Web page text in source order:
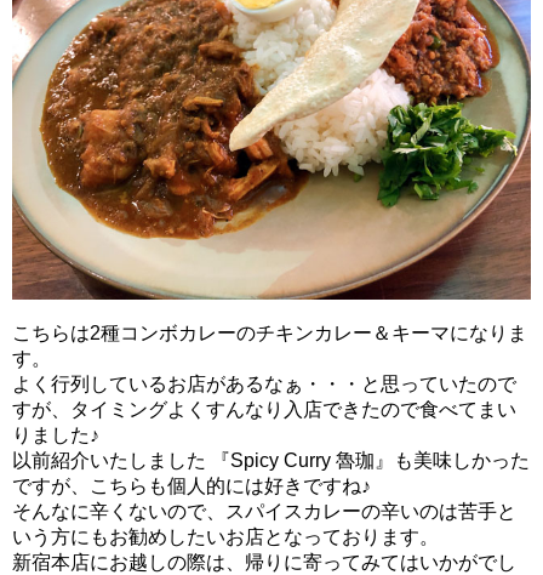
こちらは2種コンボカレーのチキンカレー＆キーマになりま
す。
よく行列しているお店があるなぁ・・・と思っていたので
すが、タイミングよくすんなり入店できたので食べてまい
りました♪
以前紹介いたしました
『Spicy Curry 魯珈』も美味しかった
ですが、こちらも個人的には好きですね♪
そんなに辛くないので、スパイスカレーの辛いのは苦手と
いう方にもお勧めしたいお店となっております。
新宿本店にお越しの際は、帰りに寄ってみてはいかがでし